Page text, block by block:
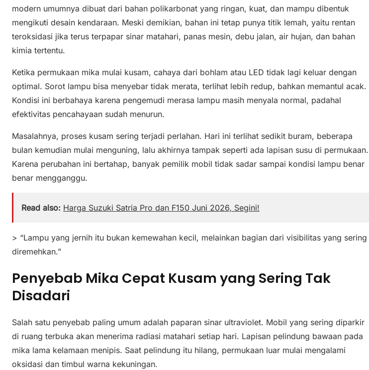
modern umumnya dibuat dari bahan polikarbonat yang ringan, kuat, dan mampu dibentuk
mengikuti desain kendaraan. Meski demikian, bahan ini tetap punya titik lemah, yaitu rentan
teroksidasi jika terus terpapar sinar matahari, panas mesin, debu jalan, air hujan, dan bahan
kimia tertentu.
Ketika permukaan mika mulai kusam, cahaya dari bohlam atau LED tidak lagi keluar dengan
optimal. Sorot lampu bisa menyebar tidak merata, terlihat lebih redup, bahkan memantul acak.
Kondisi ini berbahaya karena pengemudi merasa lampu masih menyala normal, padahal
efektivitas pencahayaan sudah menurun.
Masalahnya, proses kusam sering terjadi perlahan. Hari ini terlihat sedikit buram, beberapa
bulan kemudian mulai menguning, lalu akhirnya tampak seperti ada lapisan susu di permukaan.
Karena perubahan ini bertahap, banyak pemilik mobil tidak sadar sampai kondisi lampu benar
benar mengganggu.
Read also: Harga Suzuki Satria Pro dan F150 Juni 2026, Segini!
> “Lampu yang jernih itu bukan kemewahan kecil, melainkan bagian dari visibilitas yang sering
diremehkan.”
Penyebab Mika Cepat Kusam yang Sering Tak
Disadari
Salah satu penyebab paling umum adalah paparan sinar ultraviolet. Mobil yang sering diparkir
di ruang terbuka akan menerima radiasi matahari setiap hari. Lapisan pelindung bawaan pada
mika lama kelamaan menipis. Saat pelindung itu hilang, permukaan luar mulai mengalami
oksidasi dan timbul warna kekuningan.